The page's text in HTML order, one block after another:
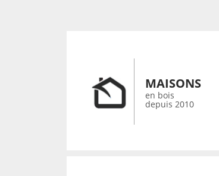
MAISONS
en bois
depuis 2010